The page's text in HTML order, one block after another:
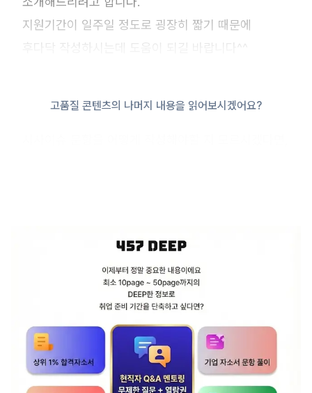
지원기간이 일주일 정도로 굉장히 짧기 때문에
후다닥 작성하시는데 도움이 되길 바랍니다^^
고품질 콘텐츠의 나머지 내용을 읽어보시겠어요?